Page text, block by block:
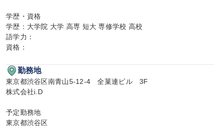
学歴・資格
学歴：大学院 大学 高専 短大 専修学校 高校
語学力：
資格：
勤務地
東京都渋谷区南青山5-12-4　全菓連ビル　3F
株式会社i.D
予定勤務地
東京都渋谷区